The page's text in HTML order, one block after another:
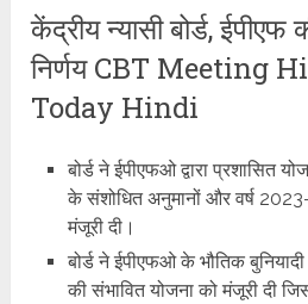
केंद्रीय न्यासी बोर्ड,
निर्णय CBT Meeting
Today Hindi
बोर्ड ने ईपीएफओ द्वारा प्रशासित
के संशोधित अनुमानों और वर्ष
मंजूरी दी।
बोर्ड ने ईपीएफओ के भौतिक
की संभावित योजना को मंजूरी दी